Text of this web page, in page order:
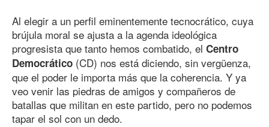
Al elegir a un perfil eminentemente tecnocrático, cuya
brújula moral se ajusta a la agenda ideológica
progresista que tanto hemos combatido, el Centro
Democrático (CD) nos está diciendo, sin vergüenza,
que el poder le importa más que la coherencia. Y ya
veo venir las piedras de amigos y compañeros de
batallas que militan en este partido, pero no podemos
tapar el sol con un dedo.